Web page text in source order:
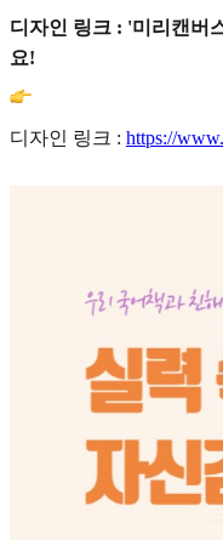
디자인 링크 : '미리캔버
요!
디자인 링크 : https://